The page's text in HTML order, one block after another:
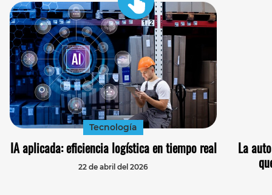
Tecnología
IA aplicada: eficiencia logística en tiempo real
22 de abril del 2026
La